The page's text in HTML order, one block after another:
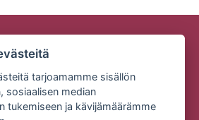
tarjoamamme sisällön
sosiaalisen median
tukemiseen ja kävijämäärämme